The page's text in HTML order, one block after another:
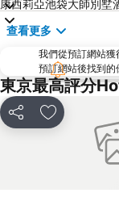
羽田機場 東京國際機
Kawasaki Station
太陽城
Tachikawa Station
Ginza Metro
康西莉亞池袋大師別墅
查看更多
我們從預訂網站
預訂網站後找到的
東京最高評分
分享 放到收藏夾